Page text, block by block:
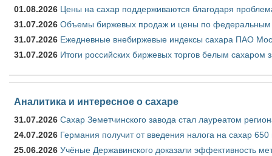
01.08.2026 Цены на сахар поддерживаются благодаря
31.07.2026 Объемы биржевых продаж и цены по федеральным
31.07.2026 Ежедневные внебиржевые индексы сахара ПАО
31.07.2026 Итоги российских биржевых торгов белым сахаром
Аналитика и интересное о сахаре
31.07.2026 Сахар Земетчинского завода стал лауреатом
24.07.2026 Германия получит от введения налога на сахар
25.06.2026 Учёные Державинского доказали эффективность